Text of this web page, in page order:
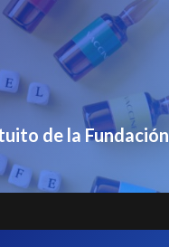
de la Fundación